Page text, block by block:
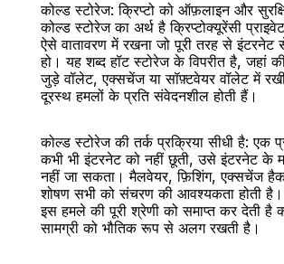
बैक
कोल्ड स्टोरेज: क्रिप्टो को ऑफ़लाइन और
कोल्ड स्टोरेज का अर्थ है क्रिप्टोक्यूरेंसी
ऐसे वातावरण में रखना जो पूरी तरह से
हो। यह शब्द हॉट स्टोरेज के विपरीत है, जहां
जुड़े वॉलेट, एक्सचेंज या सॉफ़्टवेयर वॉलेट में
दूरस्थ हमलों के प्रति संवेदनशील होती हैं।
कोल्ड स्टोरेज की तर्क प्रक्रिया सीधी है: एक
कभी भी इंटरनेट को नहीं छूती, उसे इंटरनेट के
नहीं जा सकता। मैलवेयर, फ़िशिंग, एक्सचेंज
शोषण सभी को संचरण की आवश्यकता होती
इस हमले की पूरी श्रेणी को समाप्त कर देती है
सामग्री को भौतिक रूप से अलग रखती है।